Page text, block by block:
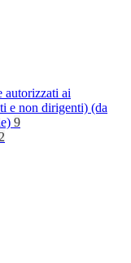
autorizzati ai
e non dirigenti) (da
9
2